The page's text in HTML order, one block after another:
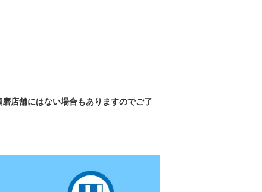
店舗にはない場合もありますのでご了